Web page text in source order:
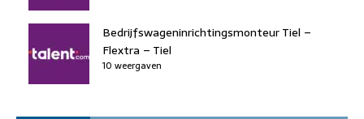
Bedrijfswageninrichtingsmonteur Tiel –
Flextra – Tiel
10 weergaven